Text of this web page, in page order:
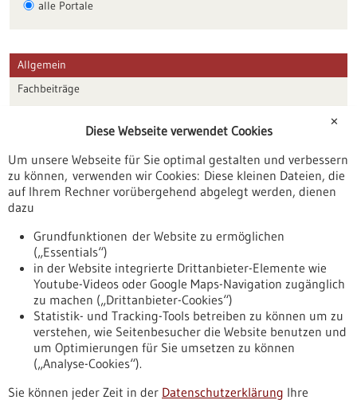
alle Portale
Allgemein
Fachbeiträge
Veranstaltungen
Erscheinungsdatum
Nach oben
✕
Diese Webseite verwendet Cookies
Um unsere Webseite für Sie optimal gestalten und verbessern
zu können, verwenden wir Cookies: Diese kleinen Dateien, die
auf Ihrem Rechner vorübergehend abgelegt werden, dienen
dazu
Grundfunktionen der Website zu ermöglichen
(„Essentials“)
in der Website integrierte Drittanbieter-Elemente wie
Youtube-Videos oder Google Maps-Navigation zugänglich
zu machen („Drittanbieter-Cookies“)
Statistik- und Tracking-Tools betreiben zu können um zu
verstehen, wie Seitenbesucher die Website benutzen und
um Optimierungen für Sie umsetzen zu können
(„Analyse-Cookies“).
Sie können jeder Zeit in der Datenschutzerklärung Ihre